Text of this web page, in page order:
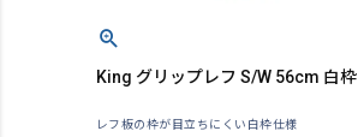
King グリップレフ S/W 56cm 白枠
レフ板の枠が目立ちにくい白枠仕様